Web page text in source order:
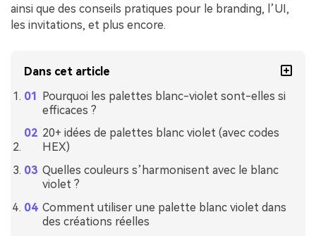
ainsi que des conseils pratiques pour le branding, l’UI,
les invitations, et plus encore.
Dans cet article
Pourquoi les palettes blanc-violet sont-elles si
efficaces ?
20+ idées de palettes blanc violet (avec codes
HEX)
Quelles couleurs s’harmonisent avec le blanc
violet ?
Comment utiliser une palette blanc violet dans
des créations réelles